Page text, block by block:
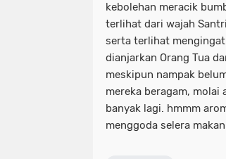
kebolehan meracik
terlihat dari wajah
serta terlihat
dianjarkan Orang Tua
meskipun nampak
mereka beragam, molai
banyak lagi. hmmm
menggoda selera